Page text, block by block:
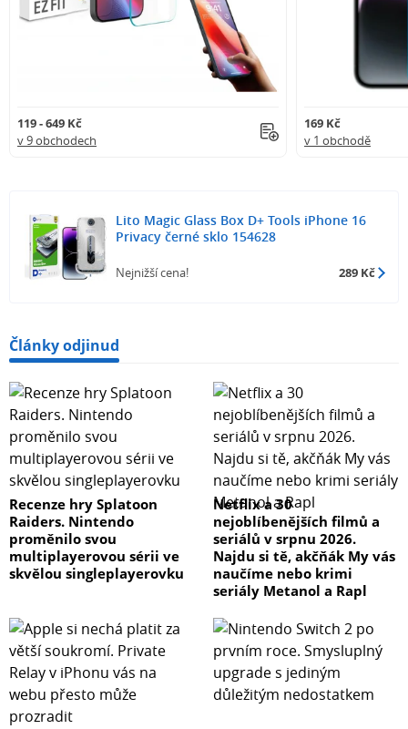
119 - 649 Kč
v 9 obchodech
169 Kč
v 1 obchodě
Lito Magic Glass Box D+ Tools iPhone 16
Privacy černé sklo 154628
Nejnižší cena! 289 Kč
Články odjinud
Recenze hry Splatoon
Raiders. Nintendo
proměnilo svou
multiplayerovou sérii ve
skvělou singleplayerovku
Netflix a 30
nejoblíbenějších filmů a
seriálů v srpnu 2026.
Najdu si tě, akčňák My vás
naučíme nebo krimi
seriály Metanol a Rapl